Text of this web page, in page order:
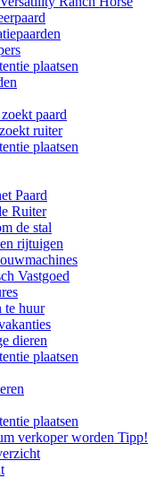
plaatsen
paard
ruiter
plaatsen
Paard
Ruiter
de stal
rijtuigen
Vastgoed
te huur
dieren
plaatsen
plaatsen
verkoper worden Tipp!